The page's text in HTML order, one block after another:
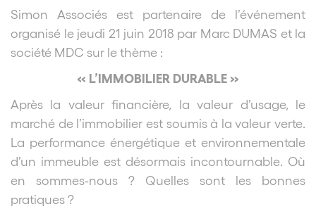
Simon Associés est partenaire de l’événement
organisé le jeudi 21 juin 2018 par Marc DUMAS et la
société MDC sur le thème :
« L’IMMOBILIER DURABLE »
Après la valeur financière, la valeur d’usage, le
marché de l’immobilier est soumis à la valeur verte.
La performance énergétique et environnementale
d’un immeuble est désormais incontournable. Où
en sommes-nous ? Quelles sont les bonnes
pratiques ?